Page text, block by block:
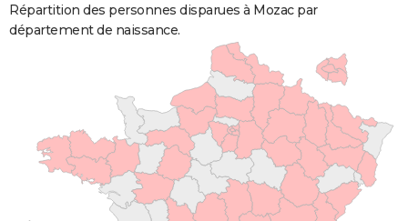
Répartition des personnes disparues à Mozac par
département de naissance.